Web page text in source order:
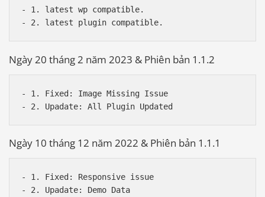
- 1. latest wp compatible.
Ngày 20 tháng 2 năm 2023 & Phiên bản 1.1.2
- 1. Fixed: Image Missing Issue
Ngày 10 tháng 12 năm 2022 & Phiên bản 1.1.1
- 1. Fixed: Responsive issue